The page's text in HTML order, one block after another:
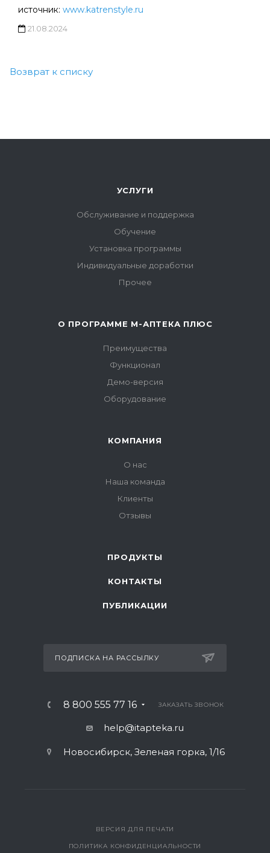
источник: www.katrenstyle.ru
21.08.2024
Возврат к списку
УСЛУГИ
Обслуживание и поддержка
Обучение
Установка программы
Индивидуальные доработки
Прочее
О ПРОГРАММЕ М-АПТЕКА ПЛЮС
Преимущества
Функционал
Демо-версия
Оборудование
КОМПАНИЯ
О нас
Наша команда
Клиенты
Отзывы
ПРОДУКТЫ
КОНТАКТЫ
ПУБЛИКАЦИИ
ПОДПИСКА НА РАССЫЛКУ
8 800 555 77 16 ЗАКАЗАТЬ ЗВОНОК
help@itapteka.ru
Новосибирск, Зеленая горка, 1/16
ВЕРСИЯ ДЛЯ ПЕЧАТИ
ПОЛИТИКА КОНФИДЕНЦИАЛЬНОСТИ